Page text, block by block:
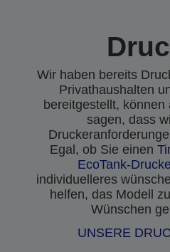
Wir haben bereits
Privathaushalten
bereitgestellt,
sagen, dass
Egal, ob Sie einen
EcoTank-
individuelleres
helfen, das Modell
Wünschen
UNSERE